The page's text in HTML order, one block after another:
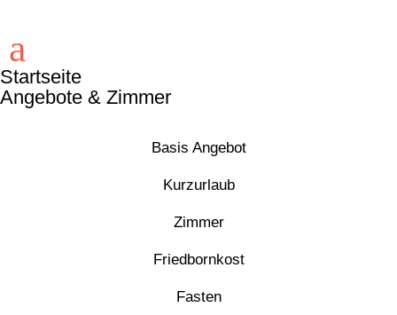
a
Startseite
Angebote & Zimmer
Basis Angebot
Kurzurlaub
Zimmer
Friedbornkost
Fasten